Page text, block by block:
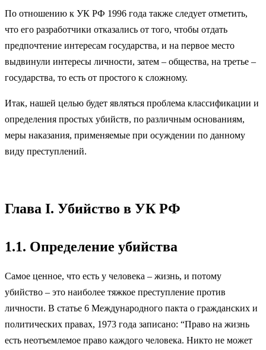
По отношению к УК РФ 1996 года также следует отметить,
что его разработчики отказались от того, чтобы отдать
предпочтение интересам государства, и на первое место
выдвинули интересы личности, затем – общества, на третье –
государства, то есть от простого к сложному.
Итак, нашей целью будет являться проблема классификации и
определения простых убийств, по различным основаниям,
меры наказания, применяемые при осуждении по данному
виду преступлений.
Глава I. Убийство в УК РФ
1.1. Определение убийства
Самое ценное, что есть у человека – жизнь, и потому
убийство – это наиболее тяжкое преступление против
личности. В статье 6 Международного пакта о гражданских и
политических правах, 1973 года записано: “Право на жизнь
есть неотъемлемое право каждого человека. Никто не может